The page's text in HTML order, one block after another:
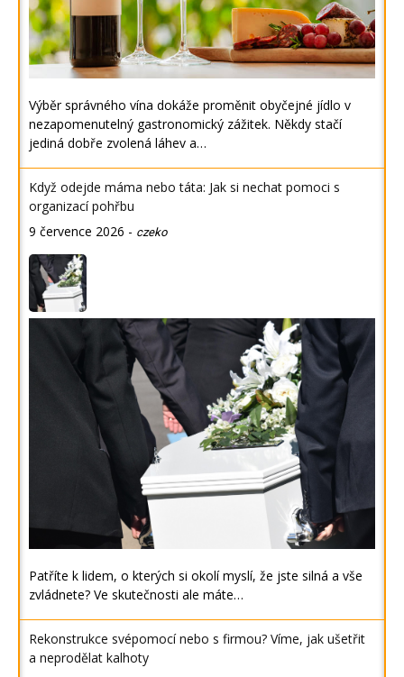
Výběr správného vína dokáže proměnit obyčejné jídlo v
nezapomenutelný gastronomický zážitek. Někdy stačí
jediná dobře zvolená láhev a…
Když odejde máma nebo táta: Jak si nechat pomoci s
organizací pohřbu
9 července 2026 - czeko
Patříte k lidem, o kterých si okolí myslí, že jste silná a vše
zvládnete? Ve skutečnosti ale máte…
Rekonstrukce svépomocí nebo s firmou? Víme, jak ušetřit
a neprodělat kalhoty